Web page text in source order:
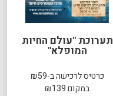
תערוכת "עולם החיות
המופלא"
כרטיס לרכישה ב-₪59
במקום ₪139